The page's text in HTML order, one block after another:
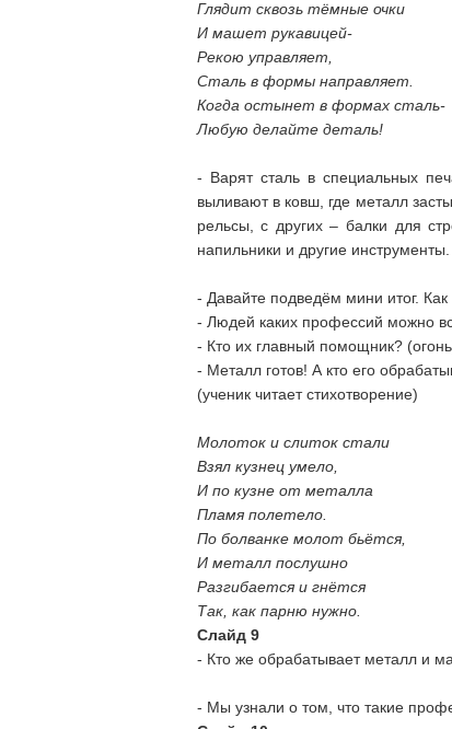
Глядит сквозь тёмные очки
И машет рукавицей-
Рекою управляет,
Сталь в формы направляет.
Когда остынет в формах сталь-
Любую делайте деталь!
- Варят сталь в специальных
выливают в ковш, где металл
рельсы, с других – балки для
напильники и другие инструменты.
- Давайте подведём мини итог.
- Людей каких профессий можно
- Кто их главный помощник?
- Металл готов! А кто его
(ученик читает стихотворение)
Молоток и слиток стали
Взял кузнец умело,
И по кузне от металла
Пламя полетело.
По болванке молот бьётся,
И металл послушно
Разгибается и гнётся
Так, как парню нужно.
Слайд 9
- Кто же обрабатывает металл и
- Мы узнали о том, что такие